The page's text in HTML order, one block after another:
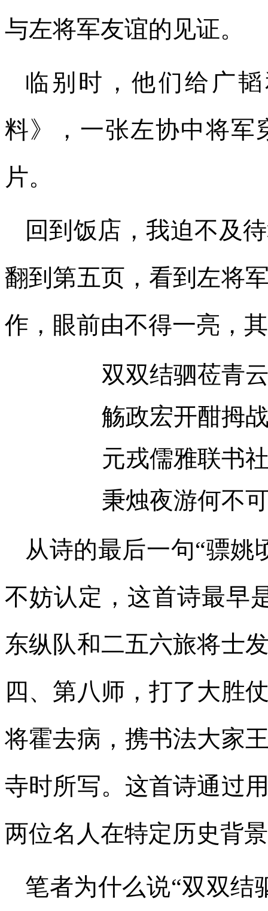
与左将军友谊的见证。
临别时，他们给广
料》，一张左协中将军
片。
回到饭店，我迫不及
翻到第五页，看到左将
作，眼前由不得一亮，
双双结驷莅青
觞政宏开酣拇
元戎儒雅联书
秉烛夜游何不
从诗的最后一句“骠姚
不妨认定，这首诗最早
东纵队和二五六旅将士
四、第八师，打了大胜
将霍去病，携书法大家
寺时所写。这首诗通过
两位名人在特定历史背
笔者为什么说“双双结